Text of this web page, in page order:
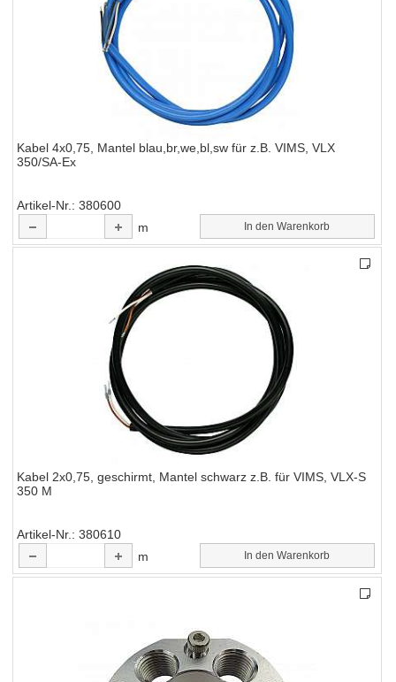
Kabel 4x0,75, Mantel blau,br,we,bl,sw für z.B. VIMS, VLX
350/SA-Ex
Artikel-Nr.
380600
m
In den Warenkorb
Kabel 2x0,75, geschirmt, Mantel schwarz z.B. für VIMS, VLX-S
350 M
Artikel-Nr. 380610
m
In den Warenkorb